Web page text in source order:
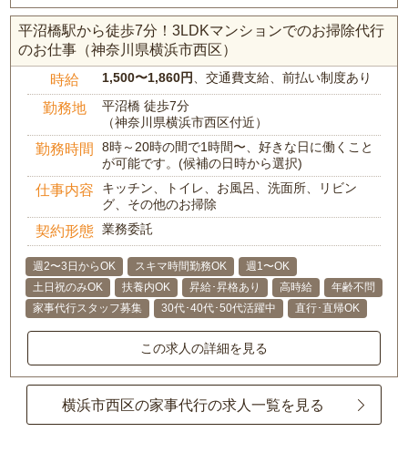
平沼橋駅から徒歩7分！3LDKマンションでのお掃除代行
のお仕事（神奈川県横浜市西区）
時給 1,500〜1,860円 、交通費支給、前払い制度あり
勤務地
平沼橋 徒歩7分
（神奈川県横浜市西区付近）
勤務時間
8時～20時の間で1時間〜、好きな日に働くこと
が可能です。(候補の日時から選択)
仕事内容
キッチン、トイレ、お風呂、洗面所、リビン
グ、その他のお掃除
契約形態 業務委託
週2〜3日からOK スキマ時間勤務OK
週1〜OK
土日祝のみOK
扶養内OK 昇給･昇格あり 高時給
年齢不問
家事代行スタッフ募集
30代･40代･50代活躍中 直行･直帰OK
この求人の詳細を見る
横浜市西区の家事代行の求人一覧を見る